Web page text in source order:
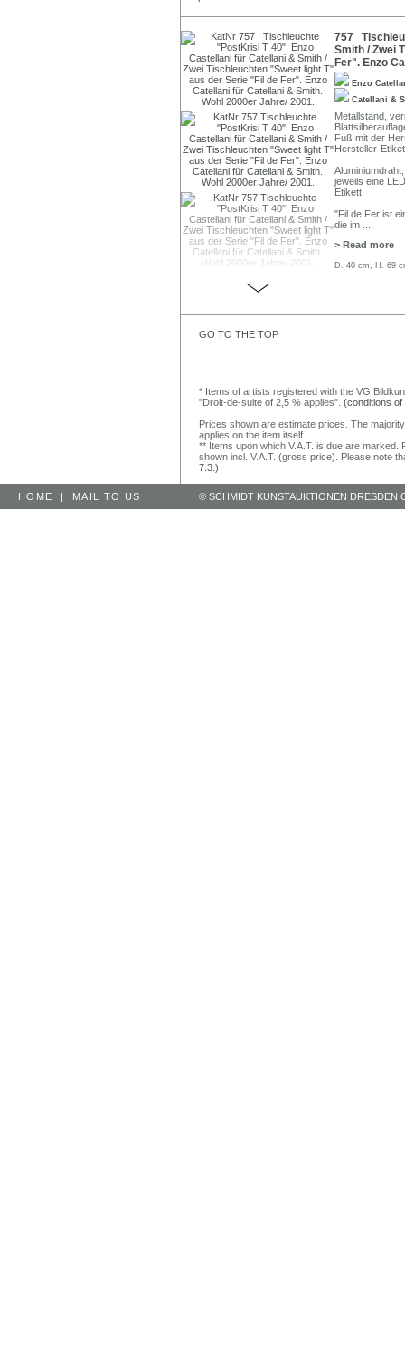
757
Smith / Zwei
Fer". Enzo
Enzo
Catellani &
Metallstand,
Fuß mit der
Hersteller-
jeweils eine
Etikett.
"Fil de Fer ist
die im
> Read more
D. 40 cm, H. 69
GO TO THE TOP
* Items of artists registered with the VG
"Droit-de-suite of 2,5 % applies". (conditions of
Prices shown are estimate prices. The
applies on the item itself.
** Items upon which V.A.T. is due are
shown incl. V.A.T. (gross price). Please note
7.3.)
HOME | MAIL TO US © SCHMIDT KUNSTAUKTIONEN DRESDEN